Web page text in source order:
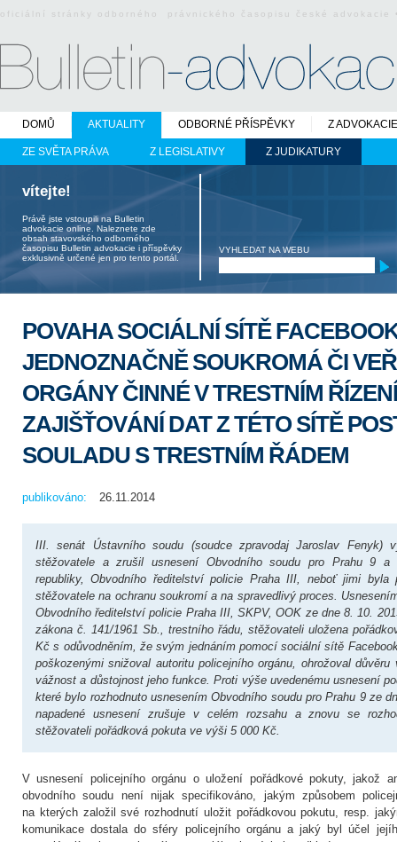
oficiální stránky odborného právnického časopisu české
DOMŮ AKTUALITY
ZE SVĚTA PRÁVA Z LEGISLATIVY Z JUDIKATURY
ODBORNÉ PŘÍSPĚVKY Z ADVOKACIE
vítejte!
Právě jste vstoupili na Bulletin
advokacie online. Naleznete zde
obsah stavovského odborného
časopisu Bulletin advokacie i příspěvky
exklusivně určené jen pro tento portál.
VYHLEDAT NA WEBU
POVAHA SOCIÁLNÍ SÍTĚ
JEDNOZNAČNĚ SOUKROMÁ ČI
ORGÁNY ČINNÉ V TRESTNÍM
ZAJIŠŤOVÁNÍ DAT Z TÉTO SÍTĚ
SOULADU S TRESTNÍM ŘÁDEM
publikováno: 26.11.2014
III. senát Ústavního soudu (soudce zpravodaj Jaroslav Fenyk)
stěžovatele a zrušil usnesení Obvodního soudu pro Prahu 9 a
republiky, Obvodního ředitelství policie Praha III, neboť jimi byla
stěžovatele na ochranu soukromí a na spravedlivý proces.
Obvodního ředitelství policie Praha III, SKPV, OOK ze dne 8. 10.
zákona č. 141/1961 Sb., trestního řádu, stěžovateli uložena
Kč s odůvodněním, že svým jednáním pomocí sociální sítě
poškozenými snižoval autoritu policejního orgánu, ohrožoval
vážnost a důstojnost jeho funkce. Proti výše uvedenému usnesení
které bylo rozhodnuto usnesením Obvodního soudu pro Prahu 9 ze
napadené usnesení zrušuje v celém rozsahu a znovu se
stěžovateli pořádková pokuta ve výši 5 000 Kč.
V usnesení policejního orgánu o uložení pořádkové pokuty, jakož
obvodního soudu není nijak specifikováno, jakým způsobem
na kterých založil své rozhodnutí uložit pořádkovou pokutu, resp.
komunikace dostala do sféry policejního orgánu a jaký byl účel